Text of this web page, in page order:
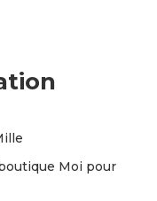
Moi pour